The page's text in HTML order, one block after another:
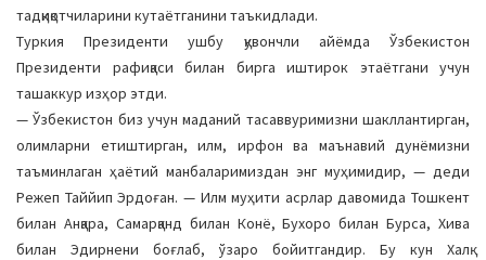
тадқиқотчиларини кутаётганини таъкидлади.
Туркия Президенти ушбу қувончли айёмда Ўзбекистон
Президенти рафиқаси билан бирга иштирок этаётгани учун
ташаккур изҳор этди.
— Ўзбекистон биз учун маданий тасаввуримизни шакллантирган,
олимларни етиштирган, илм, ирфон ва маънавий дунёмизни
таъминлаган ҳаётий манбаларимиздан энг муҳимидир, — деди
Режеп Таййип Эрдоған. — Илм муҳити асрлар давомида Тошкент
билан Анқара, Самарқанд билан Конё, Бухоро билан Бурса, Хива
билан Эдирнени боғлаб, ўзаро бойитгандир. Бу кун Халқ